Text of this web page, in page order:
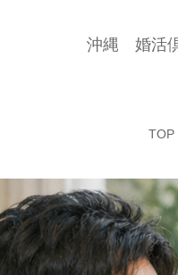
沖縄 婚活
TOP